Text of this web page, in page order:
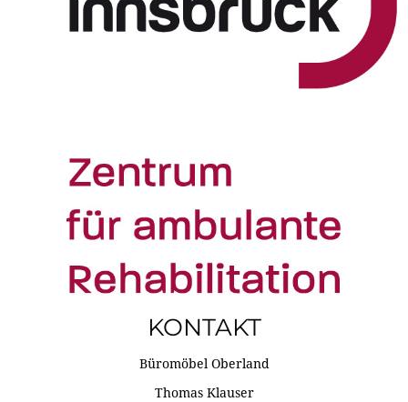
KONTAKT
Büromöbel Oberland
Thomas Klauser